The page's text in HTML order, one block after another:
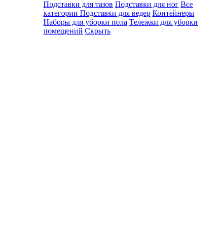
Подставки для тазов Подставки для ног Все
категории Подставки для ведер Контейнеры
Наборы для уборки пола Тележки для уборки
помещений Скрыть